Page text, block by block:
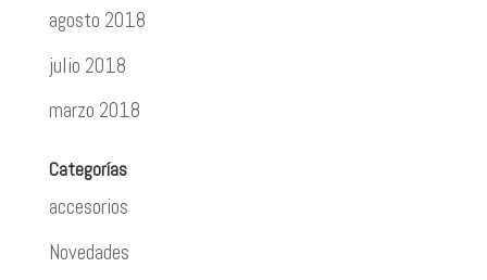
agosto 2018
julio 2018
marzo 2018
Categorías
accesorios
Novedades